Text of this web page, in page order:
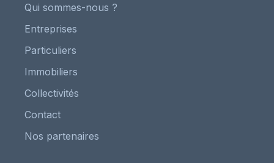
Qui sommes-nous ?
Entreprises
Particuliers
Immobiliers
Collectivités
Contact
Nos partenaires